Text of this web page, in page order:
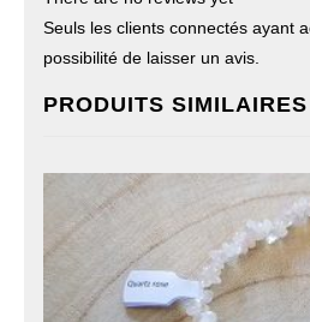
Seuls les clients connectés ayant
possibilité de laisser un avis.
PRODUITS SIMILAIRES